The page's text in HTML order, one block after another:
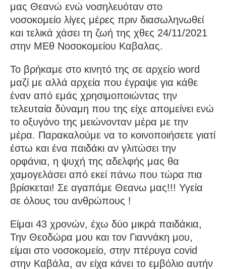
μας Θεανώ ενώ νοσηλευόταν στο
νοσοκομείο λίγες μέρες πριν διασωληνωθεί
και τελικά χάσει τη ζωή της χθες 24/11/2021
στην ΜΕθ Νοσοκομείου Καβαλας.
Το βρήκαμε στο κινητό της σε αρχείο word
μαζί με αλλά αρχεία που έγραψε για κάθε
έναν από εμάς χρησιμοποιώντας την
τελευταία δύναμη που της είχε απομείνει ενώ
το οξυγόνο της μειώνονταν μέρα με την
μέρα. Παρακαλούμε να το κοινοποιήσετε γιατί
έστω και ένα παιδάκι αν γλιτώσει την
ορφάνια, η ψυχή της αδελφής μας θα
χαμογελάσει από εκεί πάνω που τώρα πια
βρίσκεται! Σε αγαπάμε Θεανω μας!!! Υγεία
σε όλους του ανθρώπους !
Είμαι 43 χρονών, έχω δύο μικρά παιδάκια,
Την Θεοδώρα μου και τον Γιαννάκη μου,
είμαι στο νοσοκομείο, στην πτέρυγα covid
στην Καβάλα, αν είχα κάνει το εμβόλιο αυτήν